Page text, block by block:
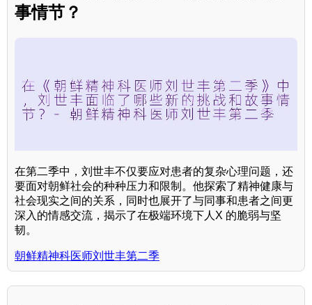
事情节？
在第二季中，刘世丰不仅要应对患者的复杂心理问题，还
要面对朝鲜社会的种种压力和限制。他探索了精神健康与
社会现实之间的关系，同时也展开了与同事和患者之间更
深入的情感交流，揭示了在极端环境下人X 的脆弱与坚
韧。
朝鲜精神科医师刘世丰第二季